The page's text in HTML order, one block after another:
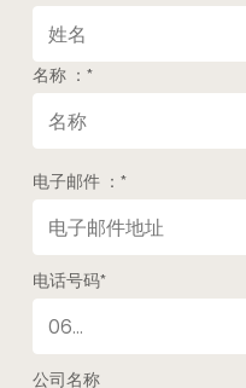
名称 ： *
电子邮件 ： *
电话号码*
公司名称